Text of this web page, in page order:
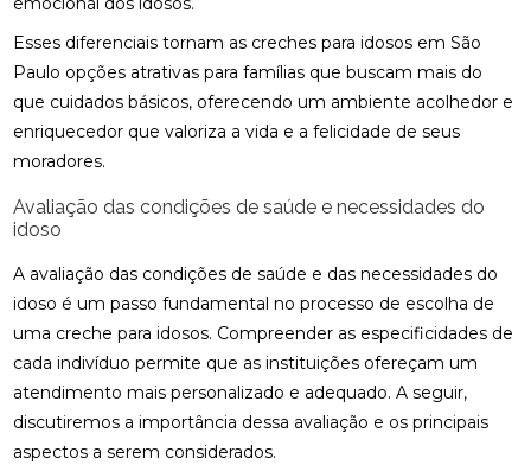
Esses diferenciais tornam as creches para idosos em São
Paulo opções atrativas para famílias que buscam mais do
que cuidados básicos, oferecendo um ambiente acolhedor e
enriquecedor que valoriza a vida e a felicidade de seus
moradores.
Avaliação das condições de saúde e necessidades do
idoso
A avaliação das condições de saúde e das necessidades do
idoso é um passo fundamental no processo de escolha de
uma creche para idosos. Compreender as especificidades de
cada indivíduo permite que as instituições ofereçam um
atendimento mais personalizado e adequado. A seguir,
discutiremos a importância dessa avaliação e os principais
aspectos a serem considerados.